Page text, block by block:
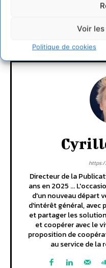
Voir
Politique de cookies
LAISSER UN COMMENTAIRE
Directeur de la
ans en 2025 ...
d'un nouveau départ
d'intérêt général, avec
et partager les
et coopérer avec le
proposition de
au service de la